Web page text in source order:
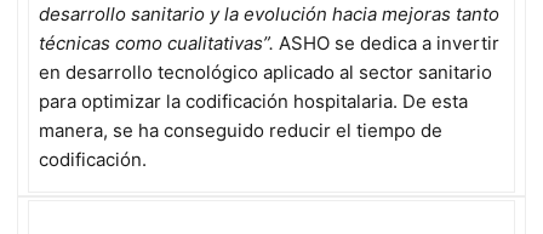
desarrollo sanitario y la evolución hacia mejoras tanto
técnicas como cualitativas”. ASHO se dedica a invertir
en desarrollo tecnológico aplicado al sector sanitario
para optimizar la codificación hospitalaria. De esta
manera, se ha conseguido reducir el tiempo de
codificación.